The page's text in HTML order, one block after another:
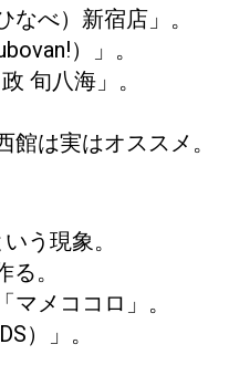
べ）新宿店」。
）」。
旬八海」。
は実はオススメ。
う現象。
。
メココロ」。
）」。